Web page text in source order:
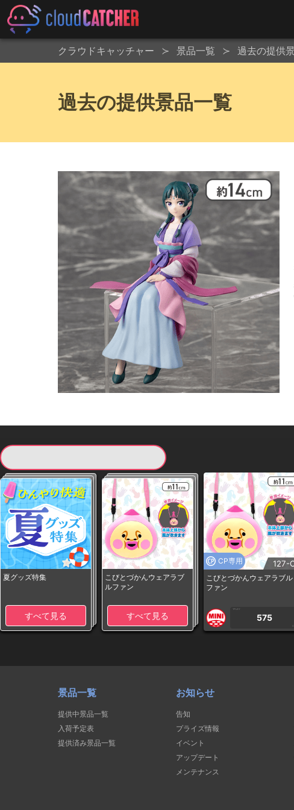
クラウドキャッチャー 景品一覧 過去の提供
過去の提供景品一覧
夏グッズ特集
すべて見る
こびとづかんウェアラブ
ルファン
すべて見る
CP専用 127-
こびとづかんウェアラブル
ファン
1PLAY
575
景品一覧
提供中景品一覧
入荷予定表
提供済み景品一覧
お知らせ
告知
プライズ情報
イベント
アップデート
メンテナンス